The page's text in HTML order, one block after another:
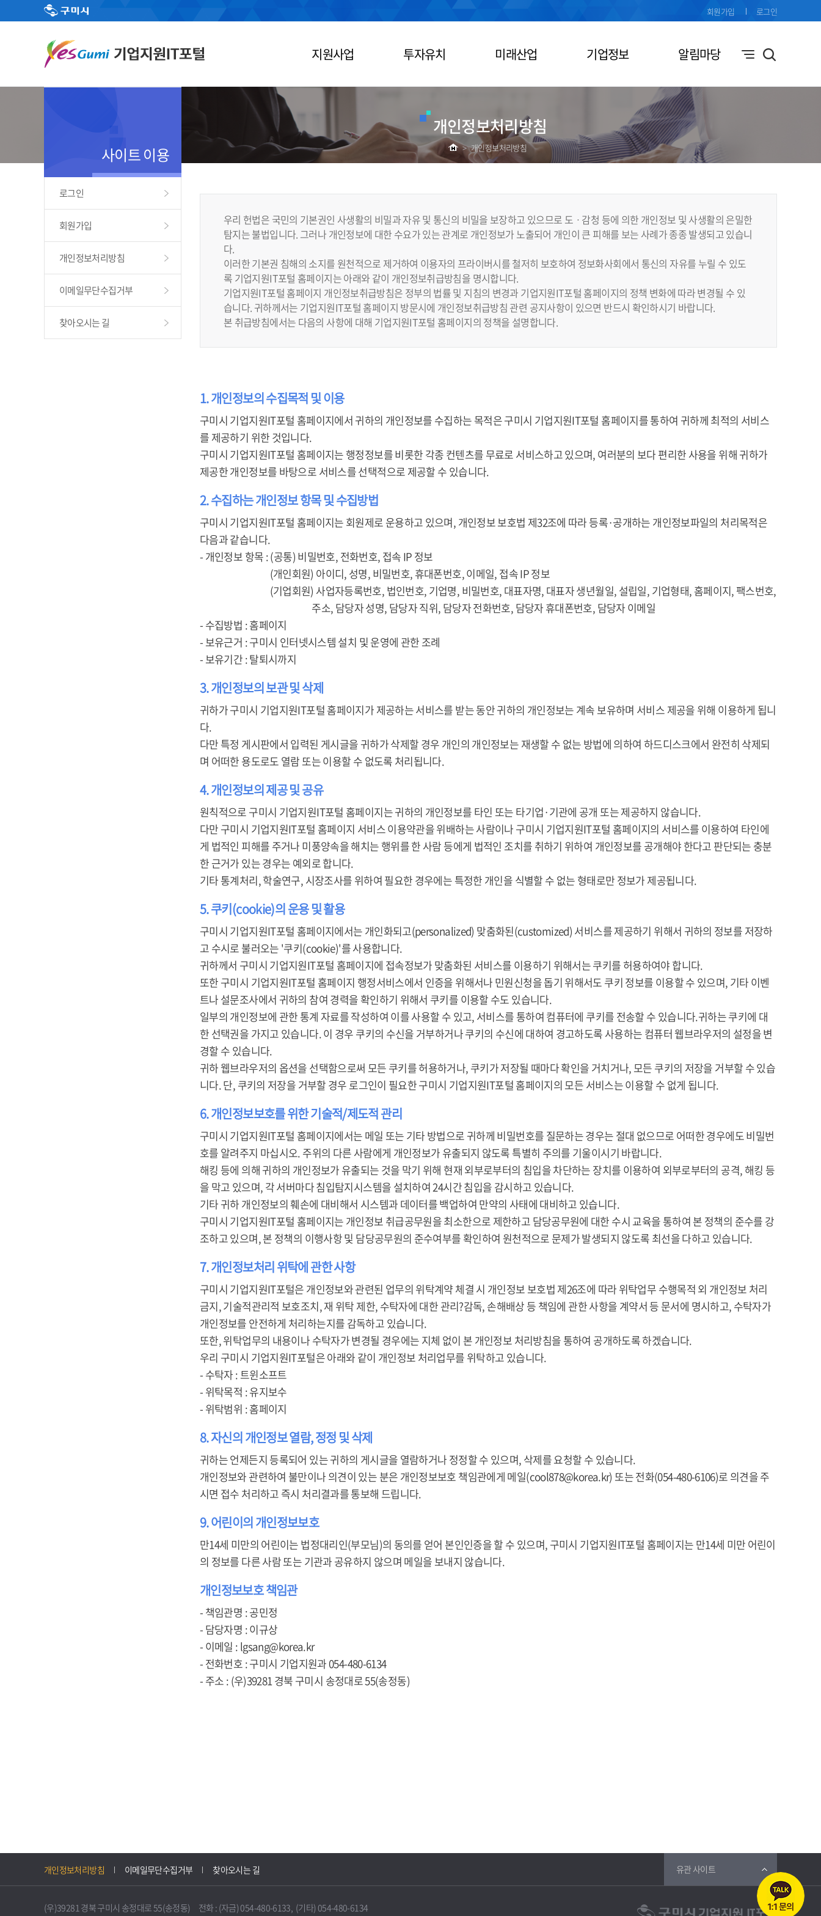
지원사업 투자유치 미래산업 기업정보 알림마당
회원가입 로그인
개인정보처리방침
> 개인정보처리방침
사이트 이용
로그인
회원가입
개인정보처리방침
이메일무단수집거부
찾아오시는 길
우리 헌법은 국민의 기본권인 사생활의 비밀과 자유 및 통신의 비밀을 보장하고 있으므로 도ㆍ감청 등에 의한 개인정보 및 사생활의 은밀한
탐지는 불법입니다. 그러나 개인정보에 대한 수요가 있는 관계로 개인정보가 노출되어 개인이 큰 피해를 보는 사례가 종종 발생되고 있습니
다.
이러한 기본권 침해의 소지를 원천적으로 제거하여 이용자의 프라이버시를 철저히 보호하여 정보화사회에서 통신의 자유를 누릴 수 있도
록 기업지원IT포털 홈페이지는 아래와 같이 개인정보취급방침을 명시합니다.
기업지원IT포털 홈페이지 개인정보취급방침은 정부의 법률 및 지침의 변경과 기업지원IT포털 홈페이지의 정책 변화에 따라 변경될 수 있
습니다. 귀하께서는 기업지원IT포털 홈페이지 방문시에 개인정보취급방침 관련 공지사항이 있으면 반드시 확인하시기 바랍니다.
본 취급방침에서는 다음의 사항에 대해 기업지원IT포털 홈페이지의 정책을 설명합니다.
1. 개인정보의 수집목적 및 이용
구미시 기업지원IT포털 홈페이지에서 귀하의 개인정보를 수집하는 목적은 구미시 기업지원IT포털 홈페이지를 통하여 귀하께 최적의 서비스
를 제공하기 위한 것입니다.
구미시 기업지원IT포털 홈페이지는 행정정보를 비롯한 각종 컨텐츠를 무료로 서비스하고 있으며, 여러분의 보다 편리한 사용을 위해 귀하가
제공한 개인정보를 바탕으로 서비스를 선택적으로 제공할 수 있습니다.
2. 수집하는 개인정보 항목 및 수집방법
구미시 기업지원IT포털 홈페이지는 회원제로 운용하고 있으며, 개인정보 보호법 제32조에 따라 등록·공개하는 개인정보파일의 처리목적은
다음과 같습니다.
- 개인정보 항목 : (공통) 비밀번호, 전화번호, 접속 IP 정보
(개인회원) 아이디, 성명, 비밀번호, 휴대폰번호, 이메일, 접속 IP 정보
(기업회원) 사업자등록번호, 법인번호, 기업명, 비밀번호, 대표자명, 대표자 생년월일, 설립일, 기업형태, 홈페이지, 팩스번호,
주소, 담당자 성명, 담당자 직위, 담당자 전화번호, 담당자 휴대폰번호, 담당자 이메일
- 수집방법 : 홈페이지
- 보유근거 : 구미시 인터넷시스템 설치 및 운영에 관한 조례
- 보유기간 : 탈퇴시까지
3. 개인정보의 보관 및 삭제
귀하가 구미시 기업지원IT포털 홈페이지가 제공하는 서비스를 받는 동안 귀하의 개인정보는 계속 보유하며 서비스 제공을 위해 이용하게 됩니
다.
다만 특정 게시판에서 입력된 게시글을 귀하가 삭제할 경우 개인의 개인정보는 재생할 수 없는 방법에 의하여 하드디스크에서 완전히 삭제되
며 어떠한 용도로도 열람 또는 이용할 수 없도록 처리됩니다.
4. 개인정보의 제공 및 공유
원칙적으로 구미시 기업지원IT포털 홈페이지는 귀하의 개인정보를 타인 또는 타기업·기관에 공개 또는 제공하지 않습니다.
다만 구미시 기업지원IT포털 홈페이지 서비스 이용약관을 위배하는 사람이나 구미시 기업지원IT포털 홈페이지의 서비스를 이용하여 타인에
게 법적인 피해를 주거나 미풍양속을 해치는 행위를 한 사람 등에게 법적인 조치를 취하기 위하여 개인정보를 공개해야 한다고 판단되는 충분
한 근거가 있는 경우는 예외로 합니다.
기타 통계처리, 학술연구, 시장조사를 위하여 필요한 경우에는 특정한 개인을 식별할 수 없는 형태로만 정보가 제공됩니다.
5. 쿠키(cookie)의 운용 및 활용
구미시 기업지원IT포털 홈페이지에서는 개인화되고(personalized) 맞춤화된(customized) 서비스를 제공하기 위해서 귀하의 정보를 저장하
고 수시로 불러오는 '쿠키(cookie)'를 사용합니다.
귀하께서 구미시 기업지원IT포털 홈페이지에 접속정보가 맞춤화된 서비스를 이용하기 위해서는 쿠키를 허용하여야 합니다.
또한 구미시 기업지원IT포털 홈페이지 행정서비스에서 인증을 위해서나 민원신청을 돕기 위해서도 쿠키 정보를 이용할 수 있으며, 기타 이벤
트나 설문조사에서 귀하의 참여 경력을 확인하기 위해서 쿠키를 이용할 수도 있습니다.
일부의 개인정보에 관한 통계 자료를 작성하여 이를 사용할 수 있고, 서비스를 통하여 컴퓨터에 쿠키를 전송할 수 있습니다.귀하는 쿠키에 대
한 선택권을 가지고 있습니다. 이 경우 쿠키의 수신을 거부하거나 쿠키의 수신에 대하여 경고하도록 사용하는 컴퓨터 웹브라우저의 설정을 변
경할 수 있습니다.
귀하 웹브라우저의 옵션을 선택함으로써 모든 쿠키를 허용하거나, 쿠키가 저장될 때마다 확인을 거치거나, 모든 쿠키의 저장을 거부할 수 있습
니다. 단, 쿠키의 저장을 거부할 경우 로그인이 필요한 구미시 기업지원IT포털 홈페이지의 모든 서비스는 이용할 수 없게 됩니다.
6. 개인정보보호를 위한 기술적/제도적 관리
구미시 기업지원IT포털 홈페이지에서는 메일 또는 기타 방법으로 귀하께 비밀번호를 질문하는 경우는 절대 없으므로 어떠한 경우에도 비밀번
호를 알려주지 마십시오. 주위의 다른 사람에게 개인정보가 유출되지 않도록 특별히 주의를 기울이시기 바랍니다.
해킹 등에 의해 귀하의 개인정보가 유출되는 것을 막기 위해 현재 외부로부터의 침입을 차단하는 장치를 이용하여 외부로부터의 공격, 해킹 등
을 막고 있으며, 각 서버마다 침입탐지시스템을 설치하여 24시간 침입을 감시하고 있습니다.
기타 귀하 개인정보의 훼손에 대비해서 시스템과 데이터를 백업하여 만약의 사태에 대비하고 있습니다.
구미시 기업지원IT포털 홈페이지는 개인정보 취급공무원을 최소한으로 제한하고 담당공무원에 대한 수시 교육을 통하여 본 정책의 준수를 강
조하고 있으며, 본 정책의 이행사항 및 담당공무원의 준수여부를 확인하여 원천적으로 문제가 발생되지 않도록 최선을 다하고 있습니다.
7. 개인정보처리 위탁에 관한 사항
구미시 기업지원IT포털은 개인정보와 관련된 업무의 위탁계약 체결 시 개인정보 보호법 제26조에 따라 위탁업무 수행목적 외 개인정보 처리
금지, 기술적관리적 보호조치, 재 위탁 제한, 수탁자에 대한 관리?감독, 손해배상 등 책임에 관한 사항을 계약서 등 문서에 명시하고, 수탁자가
개인정보를 안전하게 처리하는지를 감독하고 있습니다.
또한, 위탁업무의 내용이나 수탁자가 변경될 경우에는 지체 없이 본 개인정보 처리방침을 통하여 공개하도록 하겠습니다.
우리 구미시 기업지원IT포털은 아래와 같이 개인정보 처리업무를 위탁하고 있습니다.
- 수탁자 : 트윈소프트
- 위탁목적 : 유지보수
- 위탁범위 : 홈페이지
8. 자신의 개인정보 열람, 정정 및 삭제
귀하는 언제든지 등록되어 있는 귀하의 게시글을 열람하거나 정정할 수 있으며, 삭제를 요청할 수 있습니다.
개인정보와 관련하여 불만이나 의견이 있는 분은 개인정보보호 책임관에게 메일(cool878@korea.kr) 또는 전화(054-480-6106)로 의견을 주
시면 접수 처리하고 즉시 처리결과를 통보해 드립니다.
9. 어린이의 개인정보보호
만14세 미만의 어린이는 법정대리인(부모님)의 동의를 얻어 본인인증을 할 수 있으며, 구미시 기업지원IT포털 홈페이지는 만14세 미만 어린이
의 정보를 다른 사람 또는 기관과 공유하지 않으며 메일을 보내지 않습니다.
개인정보보호 책임관
- 책임관명 : 공민정
- 담당자명 : 이규상
- 이메일 : lgsang@korea.kr
- 전화번호 : 구미시 기업지원과 054-480-6134
- 주소 : (우)39281 경북 구미시 송정대로 55(송정동)
개인정보처리방침 이메일무단수집거부 찾아오시는 길 유관 사이트
(우)39281 경북 구미시 송정대로 55(송정동) 전화 : (자금) 054-480-6133, (기타) 054-480-6134